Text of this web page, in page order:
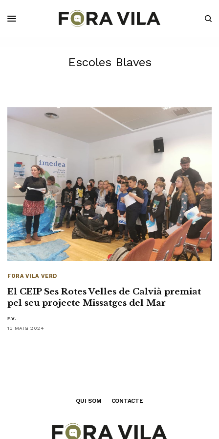
Escoles Blaves
FORA VILA VERD
El CEIP Ses Rotes Velles de Calvià premiat
pel seu projecte Missatges del Mar
F.V.
13 MAIG 2024
QUI SOM CONTACTE